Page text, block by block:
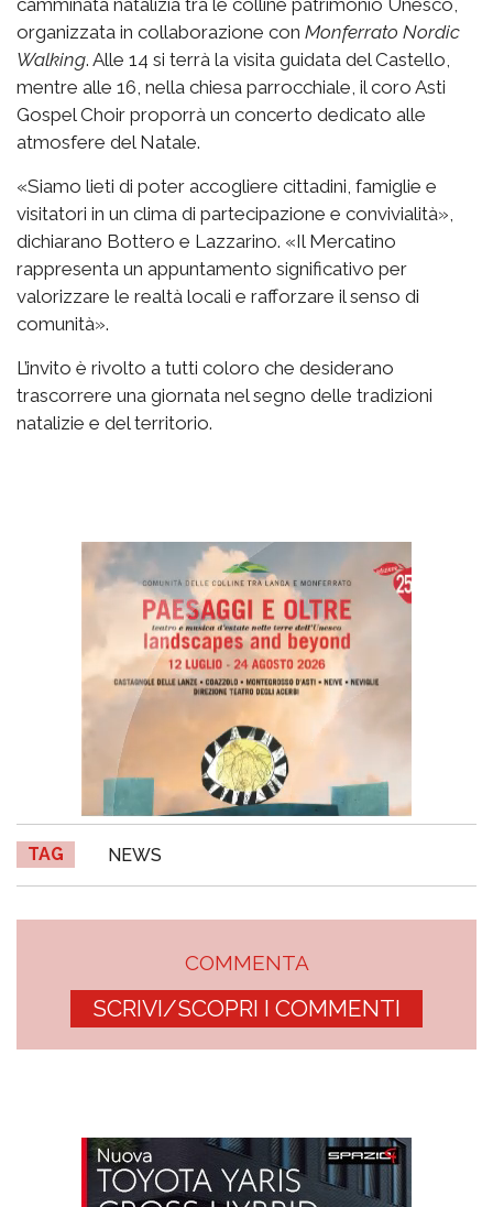
organizzata in collaborazione con Monferrato Nordic
Walking. Alle 14 si terrà la visita guidata del Castello,
mentre alle 16, nella chiesa parrocchiale, il coro Asti
Gospel Choir proporrà un concerto dedicato alle
atmosfere del Natale.
«Siamo lieti di poter accogliere cittadini, famiglie e
visitatori in un clima di partecipazione e convivialità»,
dichiarano Bottero e Lazzarino. «Il Mercatino
rappresenta un appuntamento significativo per
valorizzare le realtà locali e rafforzare il senso di
comunità».
L’invito è rivolto a tutti coloro che desiderano
trascorrere una giornata nel segno delle tradizioni
natalizie e del territorio.
TAG NEWS
COMMENTA
SCRIVI/SCOPRI I COMMENTI